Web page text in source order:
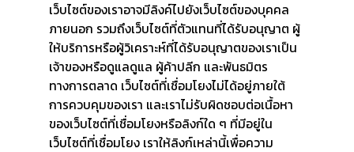
เว็บไซต์ของเราอาจมีลิงค์ไปยังเว็บไซต์ของบุคคล
ภายนอก รวมถึงเว็บไซต์ที่ตัวแทนที่ได้รับอนุญาต ผู้
ให้บริการหรือผู้วิเคราะห์ที่ได้รับอนุญาตของเราเป็น
เจ้าของหรือดูแลดูแล ผู้ค้าปลีก และพันธมิตร
ทางการตลาด เว็บไซต์ที่เชื่อมโยงไม่ได้อยู่ภายใต้
การควบคุมของเรา และเราไม่รับผิดชอบต่อเนื้อหา
ของเว็บไซต์ที่เชื่อมโยงหรือลิงก์ใด ๆ ที่มีอยู่ใน
เว็บไซต์ที่เชื่อมโยง เราให้ลิงก์เหล่านี้เพื่อความ